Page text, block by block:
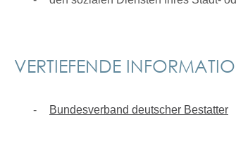
VERTIEFENDE
Bundesverband deutscher Bestatter